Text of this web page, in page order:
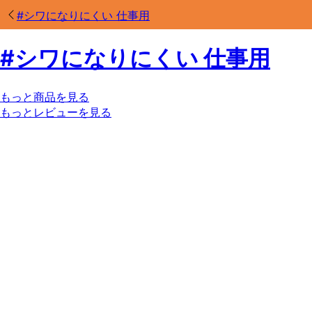
#シワになりにくい 仕事用
#シワになりにくい 仕事用
もっと商品を見る
もっとレビューを見る